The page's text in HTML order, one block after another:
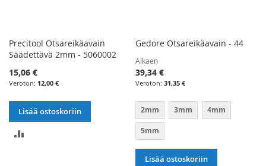
Precitool Otsareikäavain
Säädettävä 2mm - 5060002
15,06 €
12,00 €
Lisää ostoskoriin
Gedore Otsareikäavain - 44
Alkaen
39,34 €
31,35 €
2mm 3mm 4mm
5mm
Lisää ostoskoriin